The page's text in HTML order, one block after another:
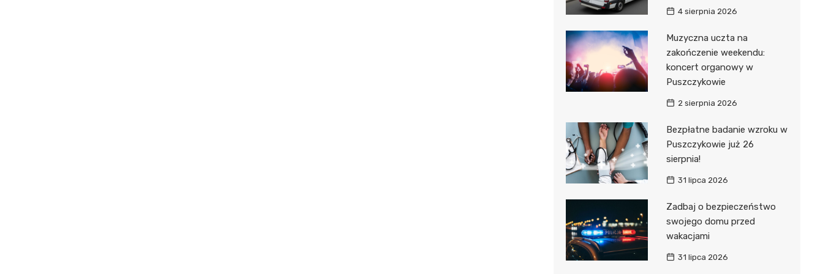
4 sierpnia 2026
Muzyczna uczta na
zakończenie weekendu:
koncert organowy w
Puszczykowie
2 sierpnia 2026
Bezpłatne badanie wzroku w
Puszczykowie już 26
sierpnia!
31 lipca 2026
Zadbaj o bezpieczeństwo
swojego domu przed
wakacjami
31 lipca 2026